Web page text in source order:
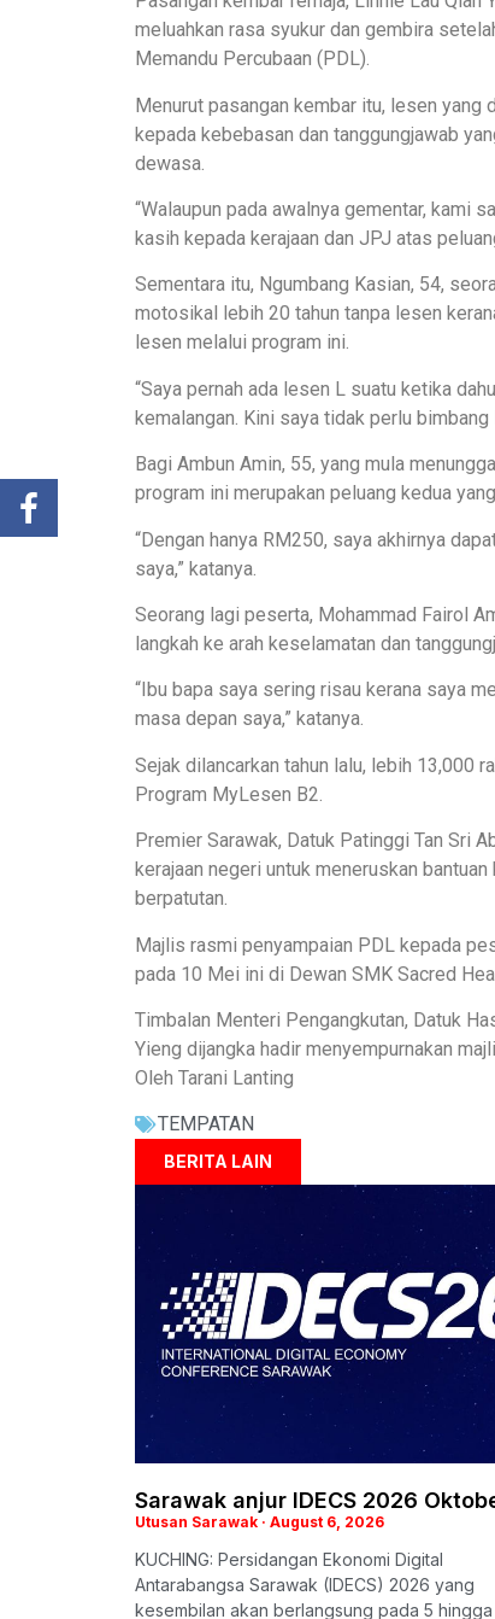
meluahkan rasa syukur dan gembira
Memandu Percubaan (PDL).
Menurut pasangan kembar itu, lesen
kepada kebebasan dan tanggungjawab
dewasa.
“Walaupun pada awalnya gementar, kami
kasih kepada kerajaan dan JPJ atas
Sementara itu, Ngumbang Kasian, 54,
motosikal lebih 20 tahun tanpa lesen
lesen melalui program ini.
“Saya pernah ada lesen L suatu ketika
kemalangan. Kini saya tidak perlu bimbang
Bagi Ambun Amin, 55, yang mula
program ini merupakan peluang kedua
“Dengan hanya RM250, saya akhirnya
saya,” katanya.
Seorang lagi peserta, Mohammad Fairol
langkah ke arah keselamatan dan
“Ibu bapa saya sering risau kerana saya
masa depan saya,” katanya.
Sejak dilancarkan tahun lalu, lebih 13,000
Program MyLesen B2.
Premier Sarawak, Datuk Patinggi Tan Sri
kerajaan negeri untuk meneruskan
berpatutan.
Majlis rasmi penyampaian PDL kepada
pada 10 Mei ini di Dewan SMK Sacred
Timbalan Menteri Pengangkutan, Datuk
Yieng dijangka hadir menyempurnakan
Oleh Tarani Lanting
TEMPATAN
BERITA LAIN
Sarawak anjur IDECS 2026
Utusan Sarawak August 6, 2026
KUCHING: Persidangan Ekonomi Digital
Antarabangsa Sarawak (IDECS) 2026 yang
kesembilan akan berlangsung pada 5